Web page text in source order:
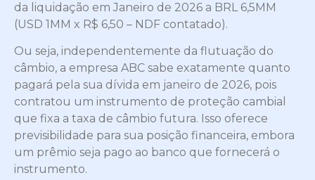
da liquidação em Janeiro de 2026 a BRL 6,5MM
(USD 1MM x R$ 6,50 – NDF contatado).
Ou seja, independentemente da flutuação do
câmbio, a empresa ABC sabe exatamente quanto
pagará pela sua dívida em janeiro de 2026, pois
contratou um instrumento de proteção cambial
que fixa a taxa de câmbio futura. Isso oferece
previsibilidade para sua posição financeira, embora
um prêmio seja pago ao banco que fornecerá o
instrumento.